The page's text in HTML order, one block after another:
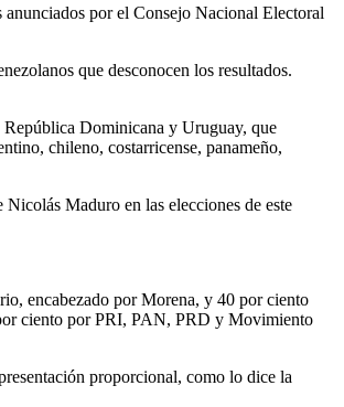
anunciados por el Consejo Nacional Electoral
que desconocen los resultados.
República Dominicana y Uruguay, que
chileno, costarricense, panameño,
Maduro en las elecciones de este
encabezado por Morena, y 40 por ciento
ciento por PRI, PAN, PRD y Movimiento
proporcional, como lo dice la